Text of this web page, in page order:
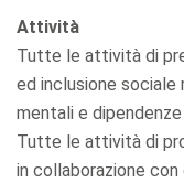
Attività
Tutte le attività di
ed inclusione
mentali e
Tutte le attività di
in collaborazione